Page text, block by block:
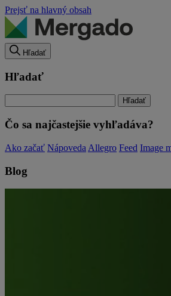
Prejsť na hlavný obsah
Hľadať
Hľadať
Čo sa najčastejšie vyhľadáva?
Ako začať Nápoveda Allegro Feed Image
Blog